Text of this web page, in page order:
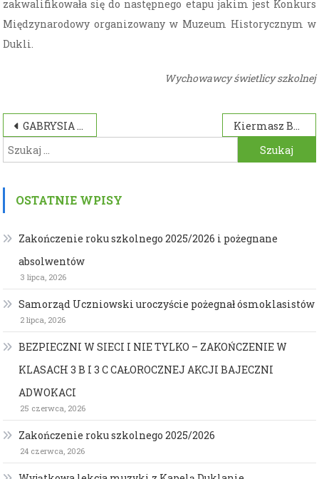
zakwalifikowała się do następnego etapu jakim jest Konkurs
Międzynarodowy organizowany w Muzeum Historycznym w
Dukli.
Wychowawcy świetlicy szkolnej
Nawigacja
wpisu
GABRYSIA DROZD Z KLASY III A OGÓLNOPOLSKĄ FINALISTKĄ KONKURSU ORE
Kiermasz Bożonarodzeniowy ozdób świątecznych
Szukaj:
OSTATNIE WPISY
Zakończenie roku szkolnego 2025/2026 i pożegnane
absolwentów
3 lipca, 2026
Samorząd Uczniowski uroczyście pożegnał ósmoklasistów
2 lipca, 2026
BEZPIECZNI W SIECI I NIE TYLKO – ZAKOŃCZENIE W
KLASACH 3 B I 3 C CAŁOROCZNEJ AKCJI BAJECZNI
ADWOKACI
25 czerwca, 2026
Zakończenie roku szkolnego 2025/2026
24 czerwca, 2026